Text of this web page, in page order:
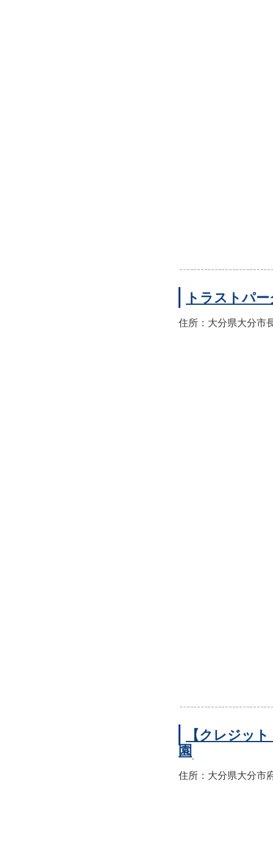
トラストパ
住所：大分県大分市
【クレジッ
園
住所：大分県大分市